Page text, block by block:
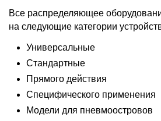
Все распределяющее
на следующие категории
Универсальные
Стандартные
Прямого действия
Специфического применения
Модели для пневмоостровов